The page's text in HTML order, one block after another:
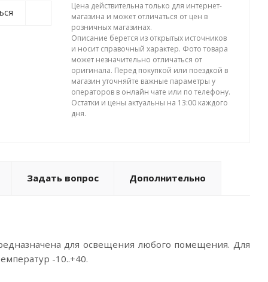
Цена действительна только для интернет-
магазина и может отличаться от цен в
розничных магазинах.
Описание берется из открытых источников
и носит справочный характер. Фото товара
может незначительно отличаться от
оригинала. Перед покупкой или поездкой в
магазин уточняйте важные параметры у
операторов в онлайн чате или по телефону.
Остатки и цены актуальны на 13:00 каждого
дня.
Задать вопрос Дополнительно
для освещения любого помещения. Для
-10..+40.